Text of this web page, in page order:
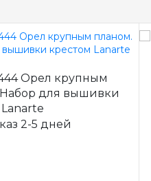
Орел крупным
для вышивки
2-5 дней